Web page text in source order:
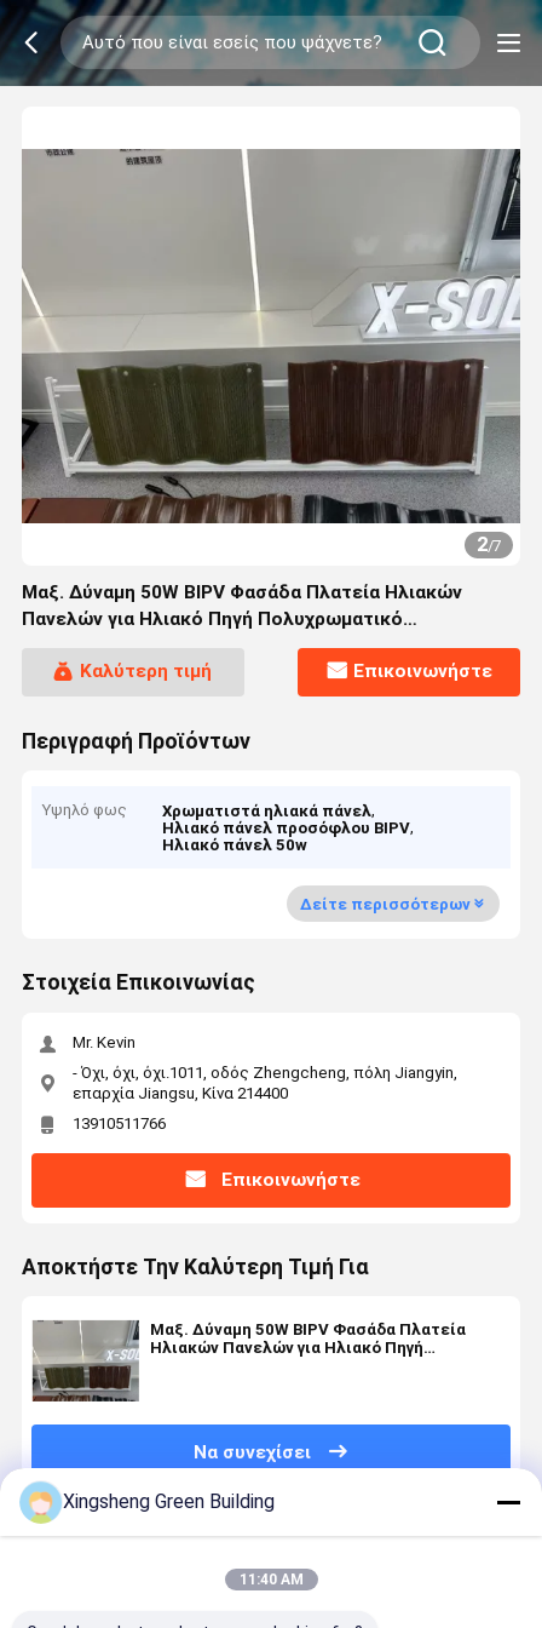
2/7
Μαξ. Δύναμη 50W BIPV Φασάδα Πλατεία Ηλιακών
Πανελών για Ηλιακό Πηγή Πολυχρωματικό
Αλουμινωμένο Ζυγισμένο Κτίριο
Καλύτερη τιμή
Επικοινωνήστε
Περιγραφή Προϊόντων
Υψηλό φως Χρωματιστά ηλιακά πάνελ,
Ηλιακό πάνελ προσόφλου BIPV,
Ηλιακό πάνελ 50w
Δείτε περισσότερων
Στοιχεία Επικοινωνίας
Mr. Kevin
- Όχι, όχι, όχι.1011, οδός Zhengcheng, πόλη Jiangyin,
επαρχία Jiangsu, Κίνα 214400
13910511766
Επικοινωνήστε
Αποκτήστε Την Καλύτερη Τιμή Για
Μαξ. Δύναμη 50W BIPV Φασάδα Πλατεία
Ηλιακών Πανελών για Ηλιακό Πηγή
Να συνεχίσει
Συνιστώμενα Προϊόντα
Xingsheng Green Building
11:40 AM